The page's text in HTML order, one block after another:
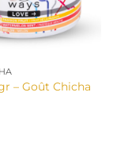
– Goût Chicha